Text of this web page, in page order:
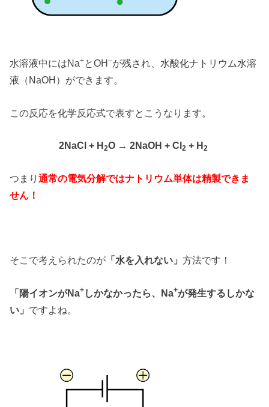
水溶液中にはNa+とOH–が残され、水酸化ナトリウム水溶
液（NaOH）ができます。
この反応を化学反応式で表すとこうなります。
2NaCl + H2O → 2NaOH + Cl2 + H2
つまり通常の電気分解ではナトリウム単体は精製できま
せん！
そこで考えられたのが 「水を入れない」方法です！
「陽イオンがNa+ しかなかったら、Na+が発生するしかな
い」 ですよね。